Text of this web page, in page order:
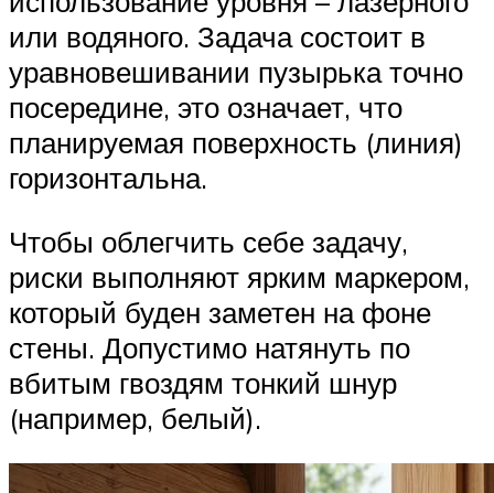
или водяного. Задача состоит в
уравновешивании пузырька точно
посередине, это означает, что
планируемая поверхность (линия)
горизонтальна.
Чтобы облегчить себе задачу,
риски выполняют ярким маркером,
который буден заметен на фоне
стены. Допустимо натянуть по
вбитым гвоздям тонкий шнур
(например, белый).